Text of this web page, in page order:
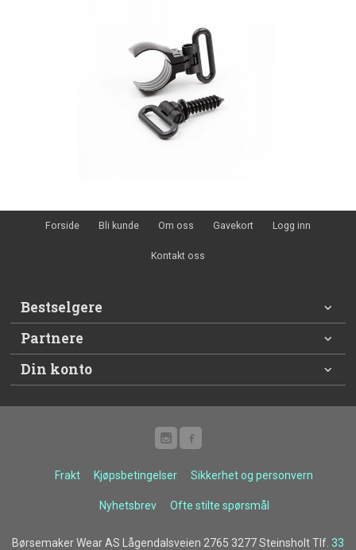
Forside Bli kunde Om oss Gavekort Logg inn
Kontakt oss
Bestselgere
Partnere
Din konto
Frakt Kjøpsbetingelser Sikkerhet og personvern
Nyhetsbrev Ofte stilte spørsmål
Børsemaker Wear AS Lågendalsveien 2765 3277 Steinsholt Tlf. 33